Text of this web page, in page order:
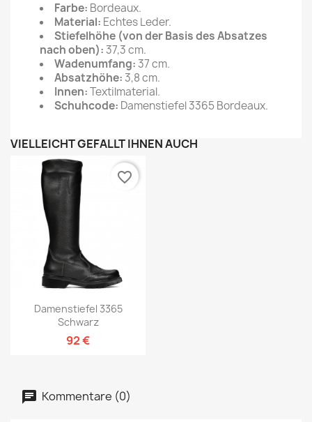
Farbe: Bordeaux.
Material: Echtes Leder.
Stiefelhöhe (von der Basis des Absatzes
nach oben):37,3 cm.
Wadenumfang:37 cm.
Absatzhöhe:3,8 cm.
Innen:Textilmaterial.
Schuhcode: Damenstiefel 3365 Bordeaux.
VIELLEICHT GEFÄLLT IHNEN AUCH
Damenstiefel 3365
Schwarz
92 €
favorite_border
Kommentare (0)